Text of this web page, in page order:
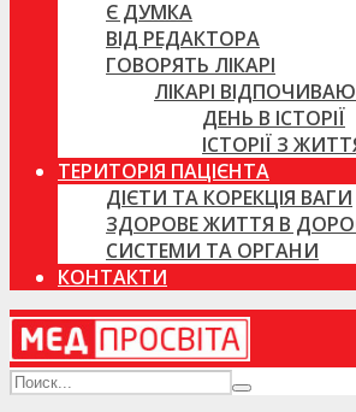
Є ДУМКА
ВІД РЕДАКТОРА
ГОВОРЯТЬ ЛІКАРІ
ЛІКАРІ
ДЕНЬ В ІСТОРІЇ
ІСТОРІЇ З
ТЕРИТОРІЯ ПАЦІЄНТА
ДІЄТИ ТА КОРЕКЦІЯ ВАГИ
ЗДОРОВЕ ЖИТТЯ В
СИСТЕМИ ТА ОРГАНИ
КОНТАКТИ